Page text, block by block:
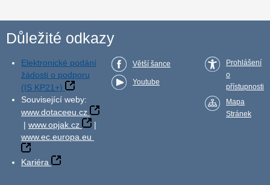
Důležité odkazy
Elektronické podání
žádosti o podporu
(IS KP21+)
Související weby:
www.dotaceeu.cz
| www.opjak.cz
|
www.ec.europa.eu
Kariéra
Větší šance
Youtube
Prohlášení
o
přístupnosti
Mapa
Stránek